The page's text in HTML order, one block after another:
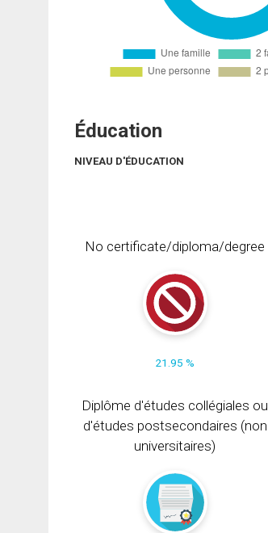
Éducation
NIVEAU D'ÉDUCATION
No certificate/diploma/degree
21.95 %
Diplôme d'études collégiales ou
d'études postsecondaires (non
universitaires)